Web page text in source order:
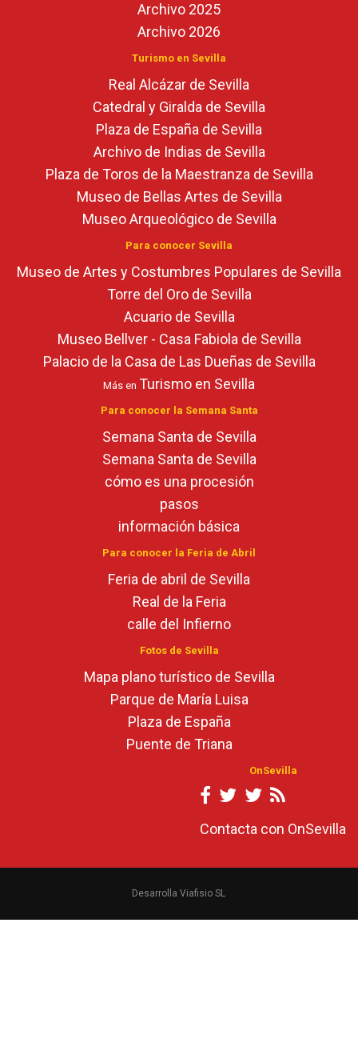
Archivo 2025
Archivo 2026
Turismo en Sevilla
Real Alcázar de Sevilla
Catedral y Giralda de Sevilla
Plaza de España de Sevilla
Archivo de Indias de Sevilla
Plaza de Toros de la Maestranza de Sevilla
Museo de Bellas Artes de Sevilla
Museo Arqueológico de Sevilla
Para conocer Sevilla
Museo de Artes y Costumbres Populares de Sevilla
Torre del Oro de Sevilla
Acuario de Sevilla
Museo Bellver - Casa Fabiola de Sevilla
Palacio de la Casa de Las Dueñas de Sevilla
Más en Turismo en Sevilla
Para conocer la Semana Santa
Semana Santa de Sevilla
Semana Santa de Sevilla
cómo es una procesión
pasos
información básica
Para conocer la Feria de Abril
Feria de abril de Sevilla
Real de la Feria
calle del Infierno
Fotos de Sevilla
Mapa plano turístico de Sevilla
Parque de María Luisa
Plaza de España
Puente de Triana
OnSevilla
Contacta con OnSevilla
Desarrolla Viafisio SL